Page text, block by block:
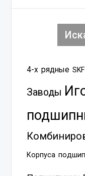
4-х рядные SKF
Заводы
Корпуса